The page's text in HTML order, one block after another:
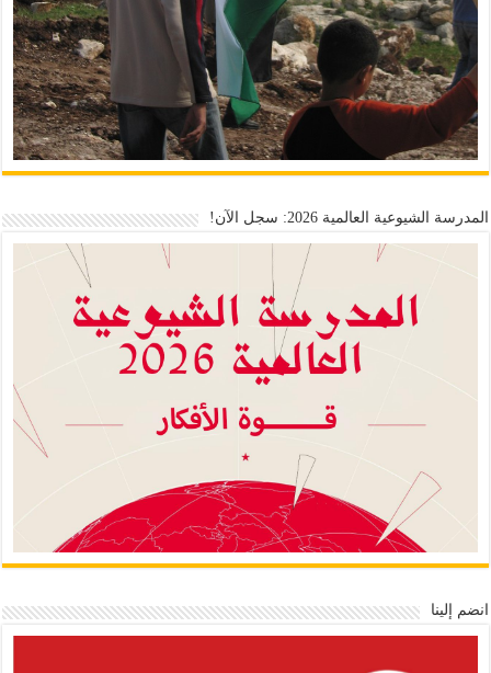
المدرسة الشيوعية العالمية 2026: سجل الآن!
انضم إلينا